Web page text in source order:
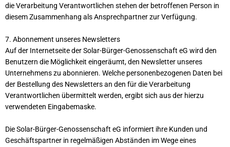
die Verarbeitung Verantwortlichen stehen der betroffenen Person in
diesem Zusammenhang als Ansprechpartner zur Verfügung.
7. Abonnement unseres Newsletters
Auf der Internetseite der Solar-Bürger-Genossenschaft eG wird den
Benutzern die Möglichkeit eingeräumt, den Newsletter unseres
Unternehmens zu abonnieren. Welche personenbezogenen Daten bei
der Bestellung des Newsletters an den für die Verarbeitung
Verantwortlichen übermittelt werden, ergibt sich aus der hierzu
verwendeten Eingabemaske.
Die Solar-Bürger-Genossenschaft eG informiert ihre Kunden und
Geschäftspartner in regelmäßigen Abständen im Wege eines